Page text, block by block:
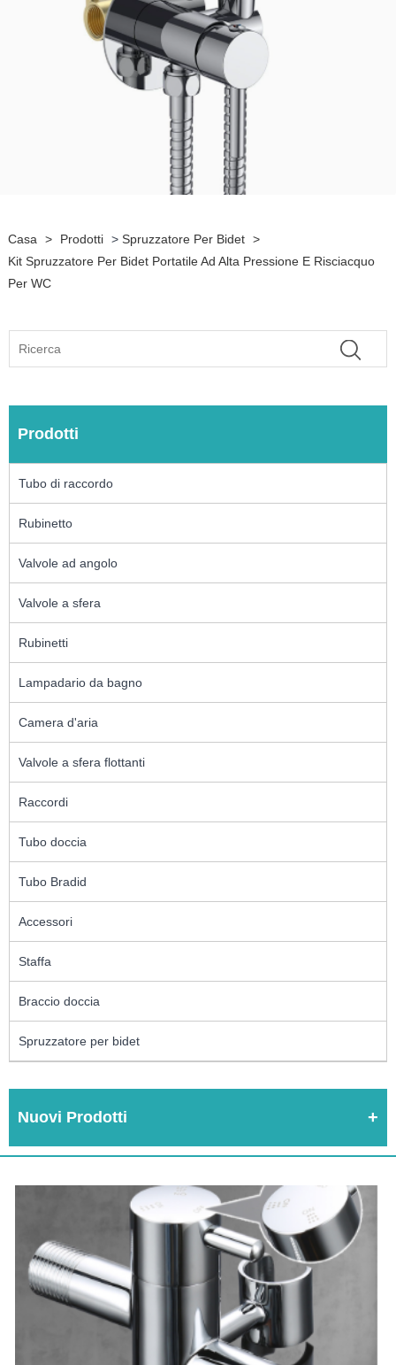
Casa > Prodotti > Spruzzatore Per Bidet >
Kit Spruzzatore Per Bidet Portatile Ad Alta Pressione E Risciacquo
Per WC
Prodotti
Tubo di raccordo
Rubinetto
Valvole ad angolo
Valvole a sfera
Rubinetti
Lampadario da bagno
Camera d'aria
Valvole a sfera flottanti
Raccordi
Tubo doccia
Tubo Bradid
Accessori
Staffa
Braccio doccia
Spruzzatore per bidet
Nuovi Prodotti